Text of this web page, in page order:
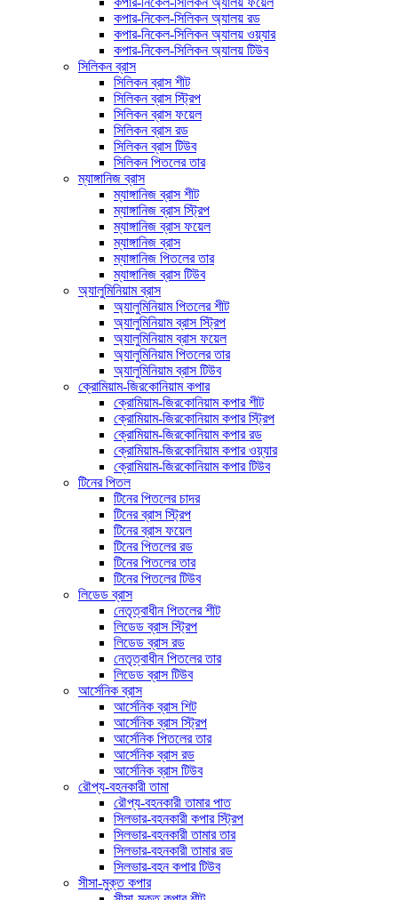
কপার-নিকেল-সিলিকন অ্যালয় রড
কপার-নিকেল-সিলিকন অ্যালয় ওয়্যার
কপার-নিকেল-সিলিকন অ্যালয় টিউব
সিলিকন ব্রাস
সিলিকন ব্রাস শীট
সিলিকন ব্রাস স্ট্রিপ
সিলিকন ব্রাস ফয়েল
সিলিকন ব্রাস রড
সিলিকন ব্রাস টিউব
সিলিকন পিতলের তার
ম্যাঙ্গানিজ ব্রাস
ম্যাঙ্গানিজ ব্রাস শীট
ম্যাঙ্গানিজ ব্রাস স্ট্রিপ
ম্যাঙ্গানিজ ব্রাস ফয়েল
ম্যাঙ্গানিজ ব্রাস
ম্যাঙ্গানিজ পিতলের তার
ম্যাঙ্গানিজ ব্রাস টিউব
অ্যালুমিনিয়াম ব্রাস
অ্যালুমিনিয়াম পিতলের শীট
অ্যালুমিনিয়াম ব্রাস স্ট্রিপ
অ্যালুমিনিয়াম ব্রাস ফয়েল
অ্যালুমিনিয়াম পিতলের তার
অ্যালুমিনিয়াম ব্রাস টিউব
ক্রোমিয়াম-জিরকোনিয়াম কপার
ক্রোমিয়াম-জিরকোনিয়াম কপার শীট
ক্রোমিয়াম-জিরকোনিয়াম কপার স্ট্রিপ
ক্রোমিয়াম-জিরকোনিয়াম কপার রড
ক্রোমিয়াম-জিরকোনিয়াম কপার ওয়্যার
ক্রোমিয়াম-জিরকোনিয়াম কপার টিউব
টিনের পিতল
টিনের পিতলের চাদর
টিনের ব্রাস স্ট্রিপ
টিনের ব্রাস ফয়েল
টিনের পিতলের রড
টিনের পিতলের তার
টিনের পিতলের টিউব
লিডেড ব্রাস
নেতৃত্বাধীন পিতলের শীট
লিডেড ব্রাস স্ট্রিপ
লিডেড ব্রাস রড
নেতৃত্বাধীন পিতলের তার
লিডেড ব্রাস টিউব
আর্সেনিক ব্রাস
আর্সেনিক ব্রাস শিট
আর্সেনিক ব্রাস স্ট্রিপ
আর্সেনিক পিতলের তার
আর্সেনিক ব্রাস রড
আর্সেনিক ব্রাস টিউব
রৌপ্য-বহনকারী তামা
রৌপ্য-বহনকারী তামার পাত
সিলভার-বহনকারী কপার স্ট্রিপ
সিলভার-বহনকারী তামার তার
সিলভার-বহনকারী তামার রড
সিলভার-বহন কপার টিউব
সীসা-মুক্ত কপার